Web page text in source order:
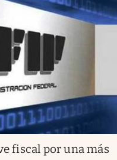
fiscal por una más